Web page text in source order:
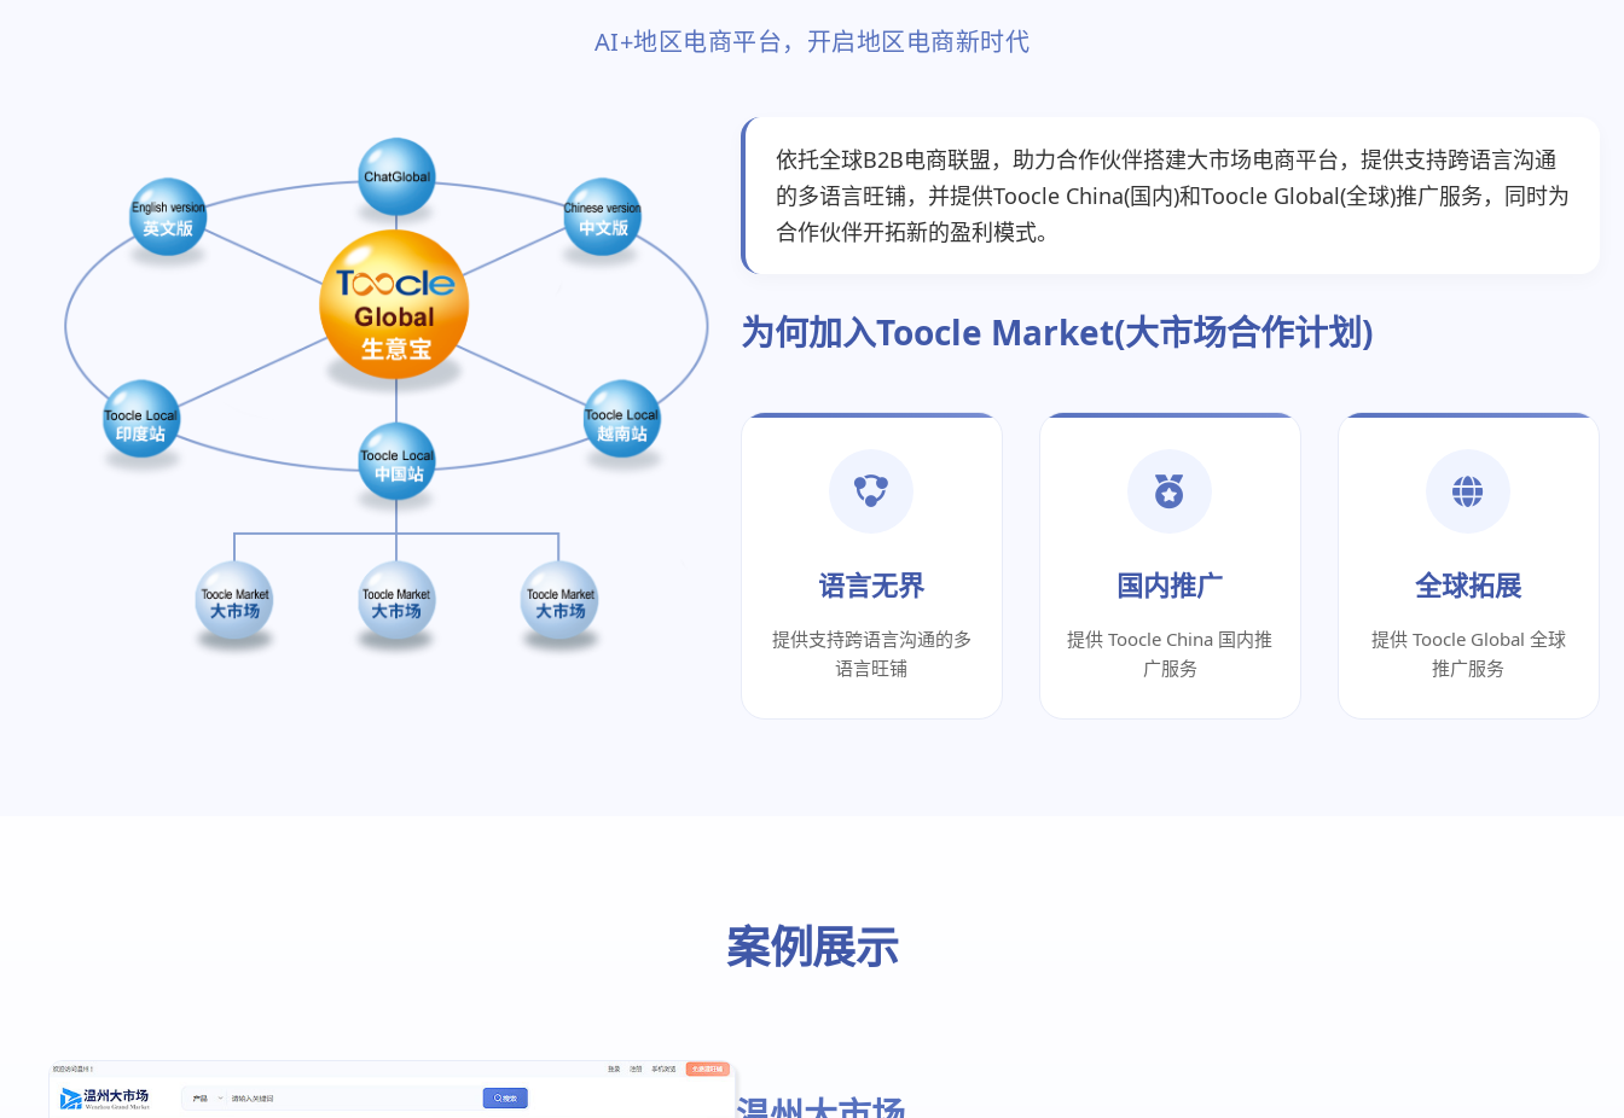
AI+地区电商平台，开启地区电商新时代
依托全球B2B电商联盟，助力合作伙伴搭建大市场电商平台，提供支持跨语言沟通
的多语言旺铺，并提供Toocle China(国内)和Toocle Global(全球)推广服务，同时为
合作伙伴开拓新的盈利模式。
为何加入Toocle Market(大市场合作计划)
语言无界
提供支持跨语言沟通的多
语言旺铺
国内推广
提供 Toocle China 国内推
广服务
全球拓展
提供 Toocle Global 全球
推广服务
案例展示